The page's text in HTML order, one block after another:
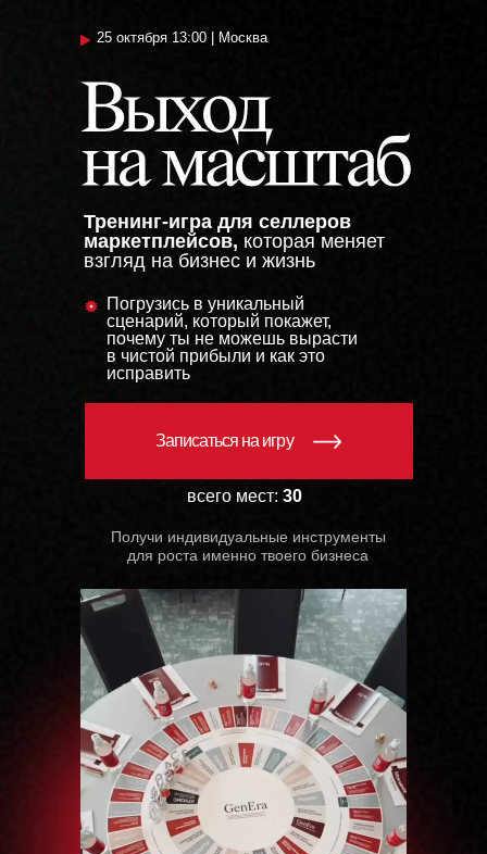
25 октября 13:00 | Москва
Погрузись в уникальный
сценарий, который покажет,
почему ты не можешь вырасти
в чистой прибыли и как это
исправить
Тренинг-игра для селлеров
маркетплейсов, которая меняет
взгляд на бизнес и жизнь
Записаться на игру
Получи индивидуальные инструменты
для роста именно твоего бизнеса
всего мест: 30